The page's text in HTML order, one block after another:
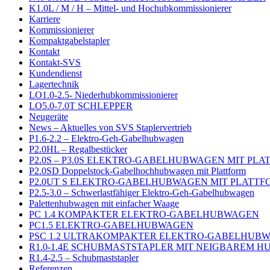
K1.0L / M / H – Mittel- und Hochubkommissionierer
Karriere
Kommissionierer
Kompaktgabelstapler
Kontakt
Kontakt-SVS
Kundendienst
Lagertechnik
LO1.0-2.5- Niederhubkommissionierer
LO5.0-7.0T SCHLEPPER
Neugeräte
News – Aktuelles von SVS Staplervertrieb
P1.6-2.2 – Elektro-Geh-Gabelhubwagen
P2.0HL – Regalbestücker
P2.0S – P3.0S ELEKTRO-GABELHUBWAGEN MIT
P2.0SD Doppelstock-Gabelhochhubwagen mit Plattform
P2.0UT S ELEKTRO-GABELHUBWAGEN MIT
P2.5-3.0 – Schwerlastfähiger Elektro-Geh-Gabelhubwagen
Palettenhubwagen mit einfacher Waage
PC 1.4 KOMPAKTER ELEKTRO-GABELHUBWAGEN
PC1.5 ELEKTRO-GABELHUBWAGEN
PSC 1.2 ULTRAKOMPAKTER ELEKTRO-
R1.0-1.4E SCHUBMASTSTAPLER MIT NEIGBAREM
R1.4-2.5 – Schubmaststapler